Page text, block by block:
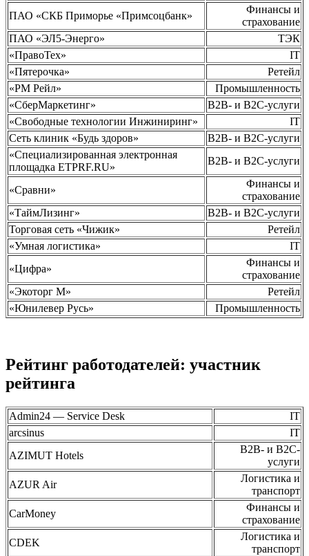
ПАО «СКБ Приморье «Примсоцбанк»
Финансы и
страхование
ПАО «ЭЛ5-Энерго»
ТЭК
«ПравоТех»
IT
«Пятерочка»
Ретейл
«РМ Рейл»
Промышленность
«СберМаркетинг»
B2B- и B2C-услуги
«Свободные технологии Инжиниринг»
IT
Сеть клиник «Будь здоров»
B2B- и B2C-услуги
«Специализированная электронная
площадка ETPRF.RU»
B2B- и B2C-услуги
«Сравни»
Финансы и
страхование
«ТаймЛизинг»
B2B- и B2C-услуги
Торговая сеть «Чижик»
Ретейл
«Умная логистика»
IT
«Цифра»
Финансы и
страхование
«Экоторг М»
Ретейл
«Юнилевер Русь»
Промышленность
Рейтинг работодателей: участник
рейтинга
Admin24 — Service Desk
IT
arcsinus
IT
AZIMUT Hotels
B2B- и B2C-
услуги
AZUR Air
Логистика и
транспорт
CarMoney
Финансы и
страхование
CDEK
Логистика и
транспорт